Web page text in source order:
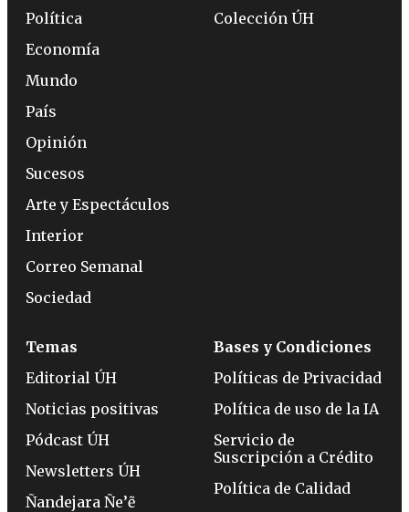
Política
Economía
Mundo
País
Opinión
Sucesos
Arte y Espectáculos
Interior
Correo Semanal
Sociedad
Colección ÚH
Temas
Editorial ÚH
Noticias positivas
Pódcast ÚH
Newsletters ÚH
Ñandejara Ñe’ẽ
Bases y Condiciones
Políticas de Privacidad
Política de uso de la IA
Servicio de
Suscripción a Crédito
Política de Calidad